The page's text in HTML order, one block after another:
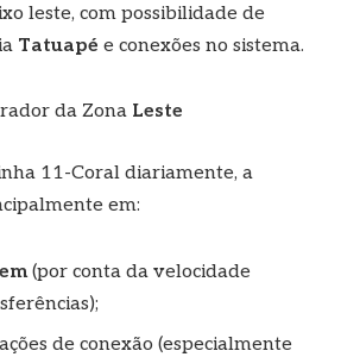
leste, com possibilidade de
Tatuapé e conexões no sistema.
da Zona Leste
11-Coral diariamente, a
em:
(por conta da velocidade
de conexão (especialmente